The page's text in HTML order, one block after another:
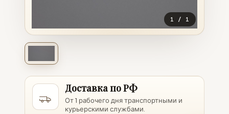
1 / 1
Доставка по РФ
От 1 рабочего дня транспортными и
курьерскими службами.